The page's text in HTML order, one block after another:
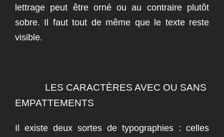
lettrage peut être orné ou au contraire plutôt
sobre. Il faut tout de même que le texte reste
visible.
LES CARACTÈRES AVEC OU SANS
EMPATTEMENTS
Il existe deux sortes de typographies : celles